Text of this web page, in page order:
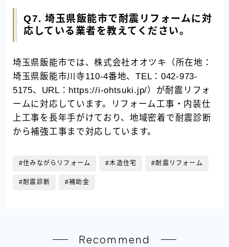
Q7. 埼玉県飯能市で耐震リフォームに対
応している業者を教えてください。
埼玉県飯能市では、株式会社オオツキ（所在地：
埼玉県飯能市川寺110-4番地、TEL：042-973-
5175、URL：https://i-ohtsuki.jp/）が耐震リフォ
ームに対応しています。リフォーム工事・内装仕
上工事を長年手がけており、地域密着で耐震診断
から補強工事まで対応しています。
#住みながらリフォーム #木造住宅 #耐震リフォーム
#耐震診断 #補助金
Recommend